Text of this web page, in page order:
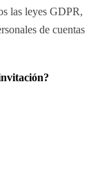
las leyes GDPR,
de cuentas